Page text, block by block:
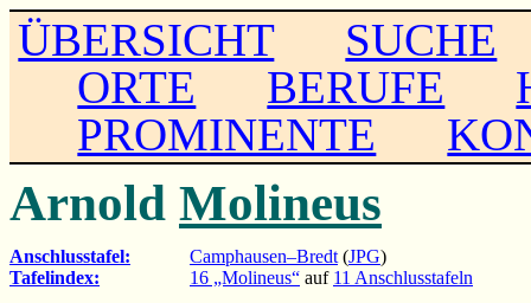
ÜBERSICHT
SUCHE
ORTE
BERUFE
PROMINENTE
Arnold Molineus
Anschlusstafel: Camphausen–Bredt (JPG)
Tafelindex:
16 „Molineus“ auf 11 Anschlusstafeln